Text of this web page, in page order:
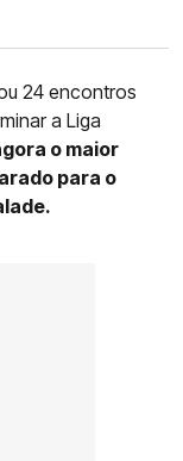
24 encontros
a Liga
o maior
para o